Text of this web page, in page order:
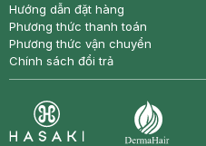
Hướng dẫn đặt hàng
Phương thức thanh toán
Phương thức vận chuyển
Chính sách đổi trả